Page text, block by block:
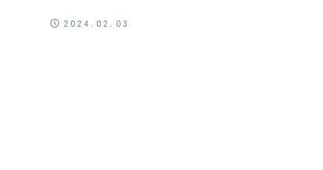
2024.02.03